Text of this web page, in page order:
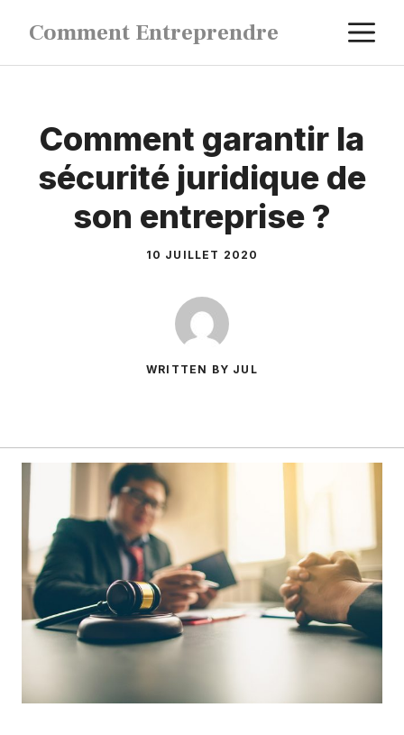
contenu
Comment Entreprendre
Comment garantir la
sécurité juridique de
son entreprise ?
10 JUILLET 2020
WRITTEN BY JUL